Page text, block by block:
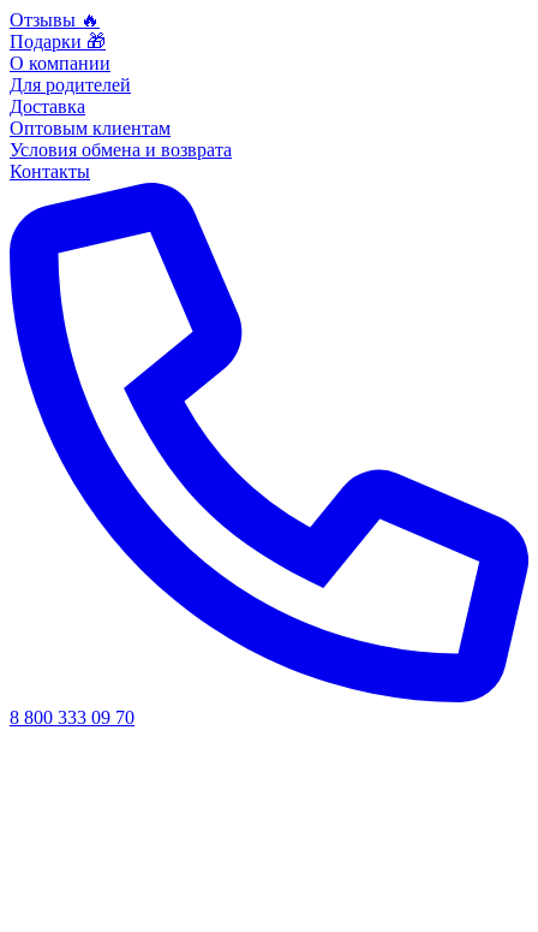
Отзывы 🔥
Подарки 🎁
О компании
Для родителей
Доставка
Оптовым клиентам
Условия обмена и возврата
Контакты
8 800 333 09 70